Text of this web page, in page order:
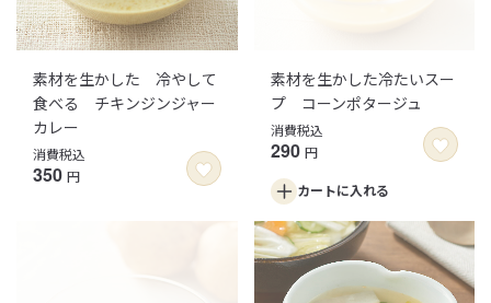
素材を生かした 冷やして
食べる チキンジンジャー
カレー
消費税込
350 円
素材を生かした冷たいスー
プ コーンポタージュ
消費税込
290 円
カートに入れる